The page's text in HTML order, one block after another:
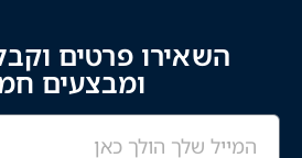
השאירו פרטים
ומבצעים